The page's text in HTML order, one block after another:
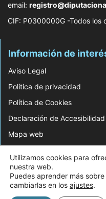
email:
CIF: P0300000G -Todos los
Información de
Aviso Legal
Política de privacidad
Política de Cookies
Declaración de Accesibilidad
Mapa web
© 2026 Web Desarrollada por el
Utilizamos cookies para
nuestra web.
Puedes aprender más
cambiarlas en los ajustes.